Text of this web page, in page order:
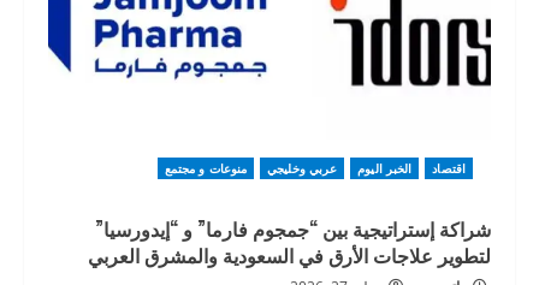
اقتصاد الخبر اليوم عربي وخليجي منوعات و مجتمع
شراكة إستراتيجية بين “جمجوم فارما” و “إيدورسيا”
لتطوير علاجات الأرق في السعودية والمشرق العربي